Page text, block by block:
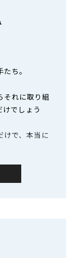
ち。
それに取り組
でしょう
けで、本当に
」ではない